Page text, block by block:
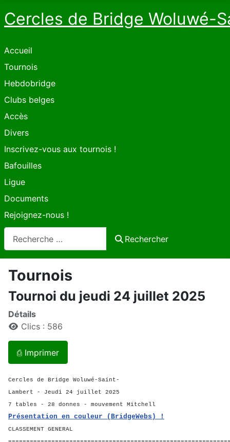
Cercles de Bridge Woluwé-
Accueil
Tournois
Hebdobridge
Clubs belges
Accès
Divers
Inscrivez-vous aux tournois !
Bafouilles
Ligue
Documents
Rejoignez-nous !
Rechercher
Tournois
Tournoi du jeudi 24 juillet 2025
Détails
Clics : 586
⎙ Imprimer
Cercles de Bridge Woluwé-Saint-
Lambert - Jeudi 24 juillet 2025
7 tables - 28 donnes - mouvement Mitchell
Présentation en couleur (BridgeWebs) !
CLASSEMENT GENERAL